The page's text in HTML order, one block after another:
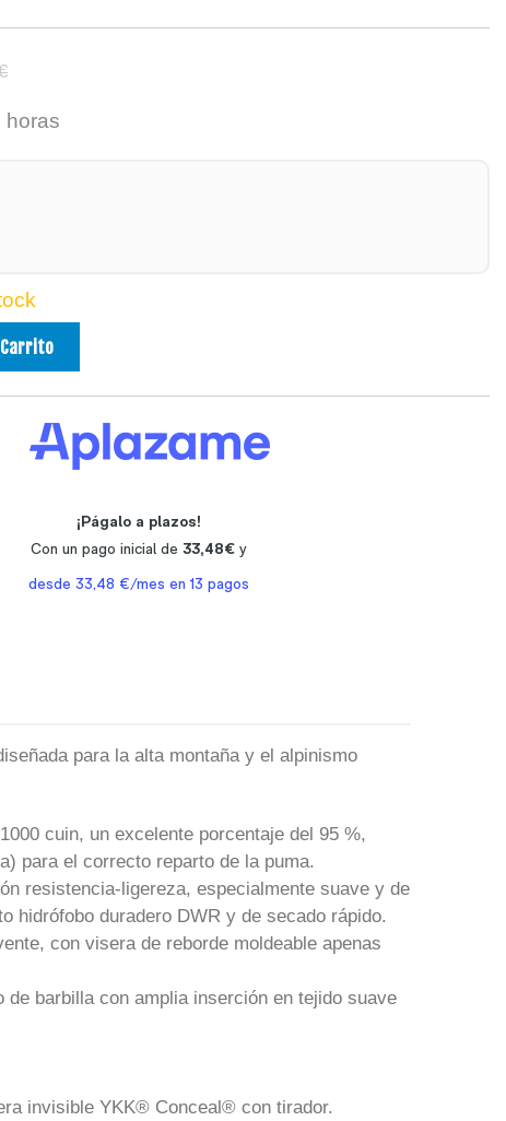
horas
Carrito
para la alta montaña y el alpinismo
cuin, un excelente porcentaje del 95 %,
para el correcto reparto de la puma.
resistencia-ligereza, especialmente suave y de
hidrófobo duradero DWR y de secado rápido.
con visera de reborde moldeable apenas
barbilla con amplia inserción en tejido suave
invisible YKK® Conceal® con tirador.